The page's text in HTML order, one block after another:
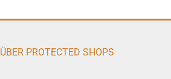
ÜBER PROTECTED SHOPS